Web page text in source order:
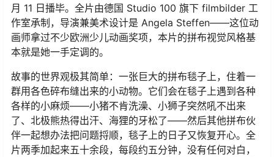
月 11 日播毕。全片由德国 Studio 100 旗下 filmbilder 工
作室承制，导演兼美术设计是 Angela Steffen——这位动
画师拿过不少欧洲少儿动画奖项，本片的拼布视觉风格基
本就是她一手定调的。
故事的世界观极其简单：一张巨大的拼布毯子上，住着一
群用各色碎布缝出来的小动物。它们会在毯子上遇到各种
各样的小麻烦——小猪不肯洗澡、小狮子突然吼不出来
了、北极熊热得出汗、海狸的牙松了——然后其他拼布伙
伴一起想办法把问题捋顺，毯子上的日子又恢复开心。全
片两季加起来五十余段，每段约五分钟，没有任何对白，